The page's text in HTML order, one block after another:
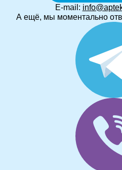
E-mail:
А ещё, мы моментально